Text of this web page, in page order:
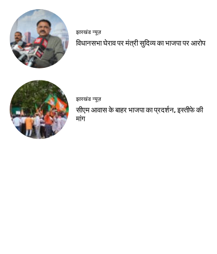
झारखंड न्यूज़
विधानसभा घेराव पर मंत्री सुदिव्य का भाजपा पर आरोप
झारखंड न्यूज़
सीएम आवास के बाहर भाजपा का प्रदर्शन, इस्तीफे की
मांग